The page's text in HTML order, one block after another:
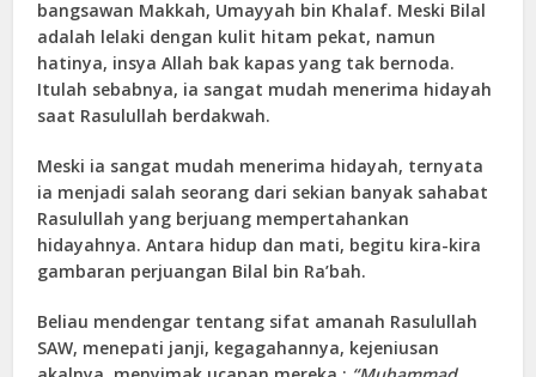
bangsawan Makkah, Umayyah bin Khalaf. Meski Bilal
adalah lelaki dengan kulit hitam pekat, namun
hatinya, insya Allah bak kapas yang tak bernoda.
Itulah sebabnya, ia sangat mudah menerima hidayah
saat Rasulullah berdakwah.
Meski ia sangat mudah menerima hidayah, ternyata
ia menjadi salah seorang dari sekian banyak sahabat
Rasulullah yang berjuang mempertahankan
hidayahnya. Antara hidup dan mati, begitu kira-kira
gambaran perjuangan Bilal bin Ra’bah.
Beliau mendengar tentang sifat amanah Rasulullah
SAW, menepati janji, kegagahannya, kejeniusan